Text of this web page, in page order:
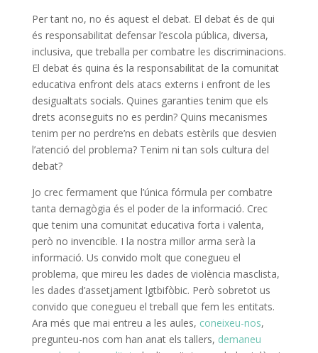
Per tant no, no és aquest el debat. El debat és de qui
és responsabilitat defensar l’escola pública, diversa,
inclusiva, que treballa per combatre les discriminacions.
El debat és quina és la responsabilitat de la comunitat
educativa enfront dels atacs externs i enfront de les
desigualtats socials. Quines garanties tenim que els
drets aconseguits no es perdin? Quins mecanismes
tenim per no perdre’ns en debats estèrils que desvien
l’atenció del problema? Tenim ni tan sols cultura del
debat?
Jo crec fermament que l’única fórmula per combatre
tanta demagògia és el poder de la informació. Crec
que tenim una comunitat educativa forta i valenta,
però no invencible. I la nostra millor arma serà la
informació. Us convido molt que conegueu el
problema, que mireu les dades de violència masclista,
les dades d’assetjament lgtbifòbic. Però sobretot us
convido que conegueu el treball que fem les entitats.
Ara més que mai entreu a les aules, coneixeu-nos,
pregunteu-nos com han anat els tallers, demaneu